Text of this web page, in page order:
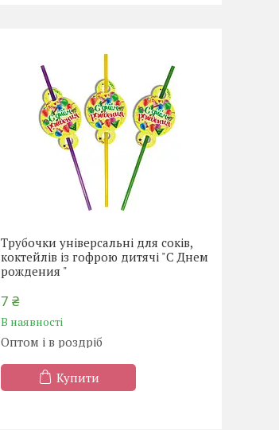
Трубочки універсальні для соків,
коктейлів із гофрою дитячі "С Днем
рождения "
7 ₴
В наявності
Оптом і в роздріб
Купити